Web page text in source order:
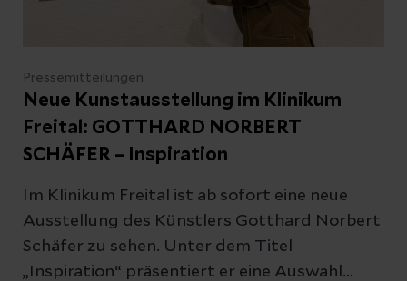
Pressemitteilungen
Neue Kunstausstellung im Klinikum
Freital: GOTTHARD NORBERT
SCHÄFER – Inspiration
Im Klinikum Freital ist ab sofort eine neue
Ausstellung des Künstlers Gotthard Norbert
Schäfer zu sehen. Unter dem Titel
„Inspiration“ präsentiert er eine Auswahl